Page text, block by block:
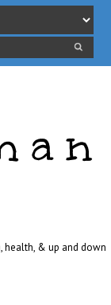
health, & up and down